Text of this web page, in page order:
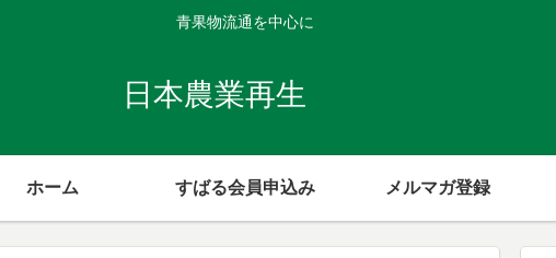
青果物流通を中心に
日本農業再生
ホーム すばる会員申込み メルマガ登録